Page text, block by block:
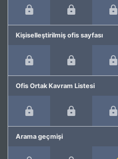
Kişiselleştirilmiş ofis sayfası
Ofis Ortak Kavram Listesi
Arama geçmişi